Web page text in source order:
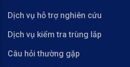
Dịch vụ hỗ trợ nghiên cứu
Dịch vụ kiểm tra trùng lắp
Câu hỏi thường gặp